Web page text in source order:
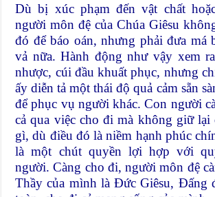
Dù bị xúc phạm đến vật chất
người môn đệ của Chúa Giêsu
đó để báo oán, nhưng phải đưa má
vả nữa. Hành động như vậy xem
nhược, cúi đầu khuất phục, nhưng
ấy diễn tả một thái độ quả cảm sẵn
để phục vụ người khác. Con người
cả qua việc cho đi mà không giữ lại
gì, dù điều đó là niềm hạnh phúc
là một chút quyền lợi hợp với
người. Càng cho đi, người môn đệ
Thầy của mình là Đức Giêsu, Đấng